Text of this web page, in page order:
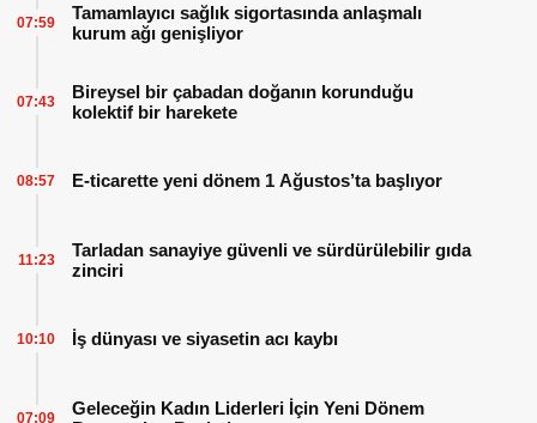
Tamamlayıcı sağlık sigortasında anlaşmalı
kurum ağı genişliyor
07:59
Bireysel bir çabadan doğanın korunduğu
kolektif bir harekete
07:43
E-ticarette yeni dönem 1 Ağustos’ta başlıyor
08:57
Tarladan sanayiye güvenli ve sürdürülebilir gıda
zinciri
11:23
İş dünyası ve siyasetin acı kaybı
10:10
Geleceğin Kadın Liderleri İçin Yeni Dönem
07:09